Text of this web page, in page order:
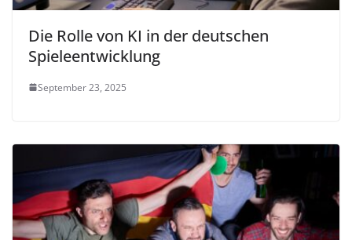
Die Rolle von KI in der deutschen
Spieleentwicklung
September 23, 2025